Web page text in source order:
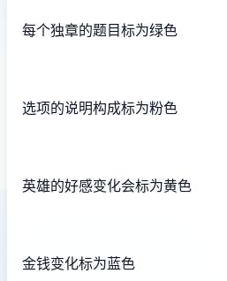
每个独章的题目标为绿色
选项的说明构成标为粉色
英雄的好感变化会标为黄色
金钱变化标为蓝色